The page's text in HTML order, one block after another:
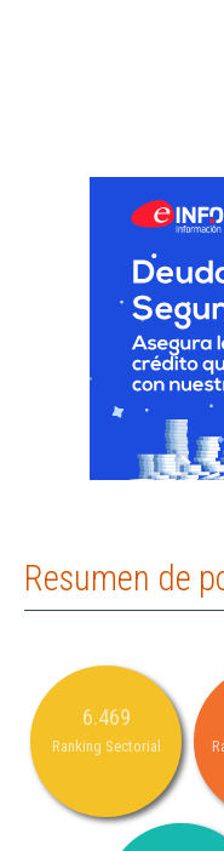
Resumen de
6.469
Ranking Sectorial